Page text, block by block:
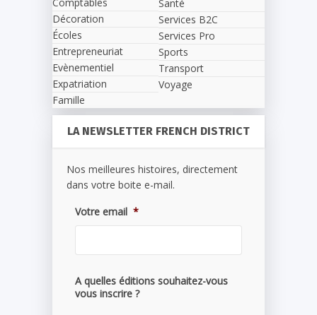
Décoration
Écoles
Entrepreneuriat
Evènementiel
Expatriation
Famille
Santé
Services B2C
Services Pro
Sports
Transport
Voyage
LA NEWSLETTER FRENCH DISTRICT
Nos meilleures histoires, directement
dans votre boite e-mail.
Votre email *
A quelles éditions souhaitez-vous
vous inscrire ?